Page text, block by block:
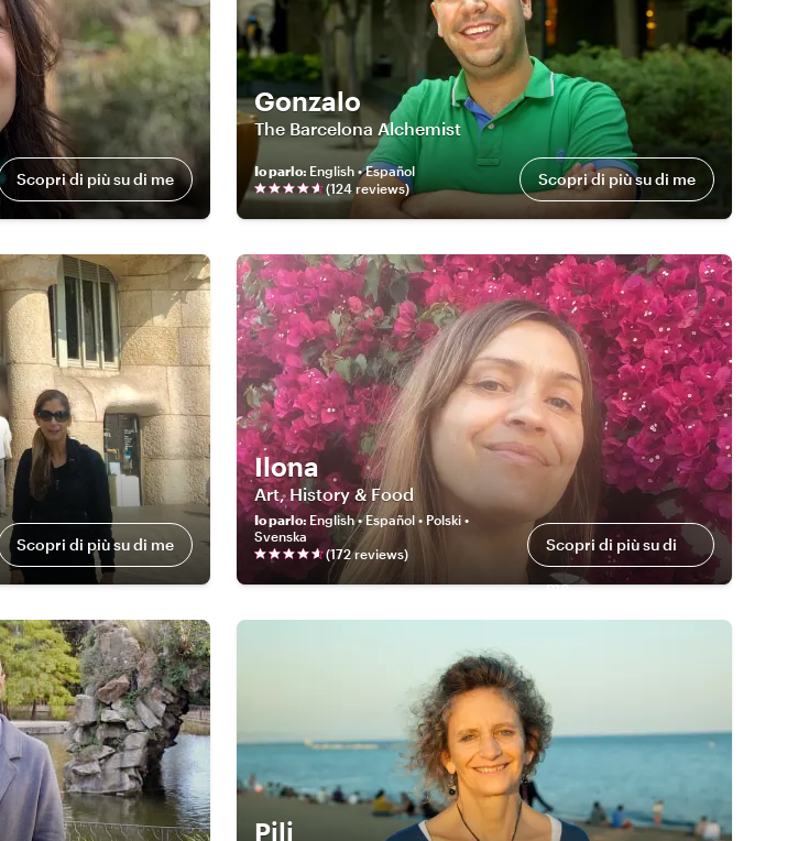
Scopri di più su di me
Gonzalo
The Barcelona Alchemist
Io parlo: English • Español
(124 reviews) Scopri di più su di me
Scopri di più su di me
Ilona
Art, History & Food
Io parlo: English • Español • Polski •
Svenska
(172reviews) Scopri di più su di
me
Pili